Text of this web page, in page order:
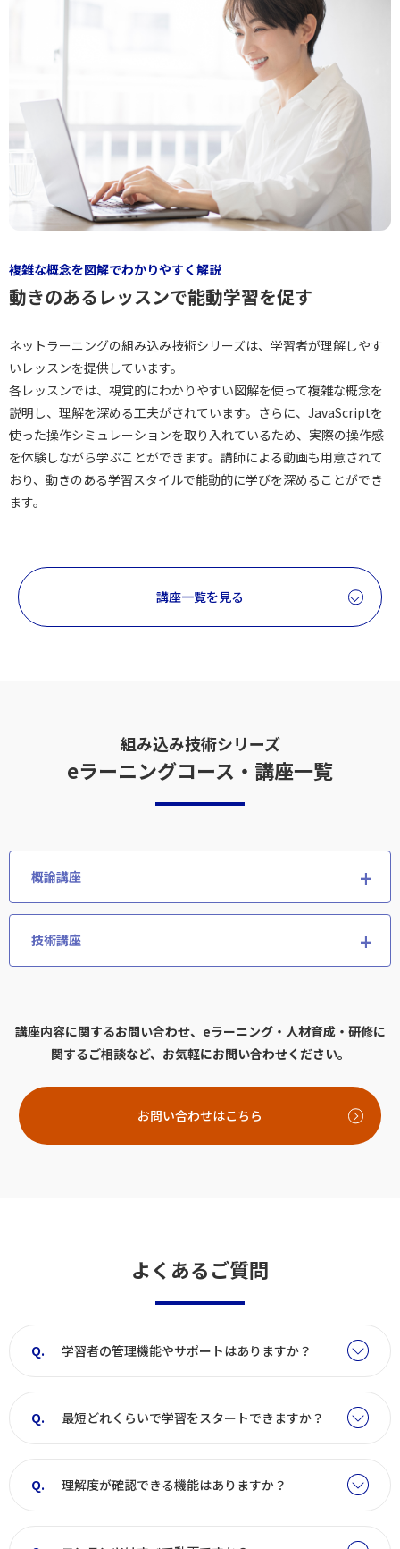
複雑な概念を図解でわかりやすく解説
動きのあるレッスンで能動学習を促す
ネットラーニングの組み込み技術シリーズは、学習者が理解しやす
いレッスンを提供しています。
各レッスンでは、視覚的にわかりやすい図解を使って複雑な概念を
説明し、理解を深める工夫がされています。さらに、JavaScriptを
使った操作シミュレーションを取り入れているため、実際の操作感
を体験しながら学ぶことができます。講師による動画も用意されて
おり、動きのある学習スタイルで能動的に学びを深めることができ
ます。
講座一覧を見る
組み込み技術シリーズ
eラーニングコース・講座一覧
概論講座
技術講座
講座内容に関するお問い合わせ、eラーニング・人材育成・研修に
関するご相談など、お気軽にお問い合わせください。
お問い合わせはこちら
よくあるご質問
学習者の管理機能やサポートはありますか？
最短どれくらいで学習をスタートできますか？
理解度が確認できる機能はありますか？